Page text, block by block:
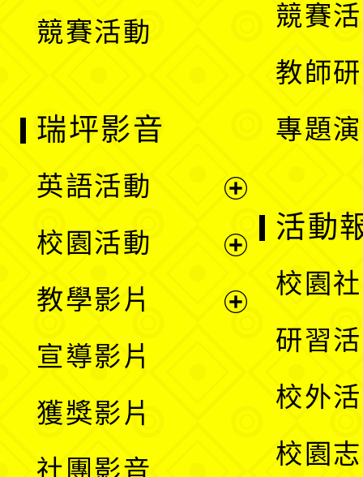
競賽活動
競賽
教師
專題
瑞坪影音
英語活動
選
校園活動
教學影片
宣導影片
獲獎影片
社團影音
活動
校園
研習
校外
校園